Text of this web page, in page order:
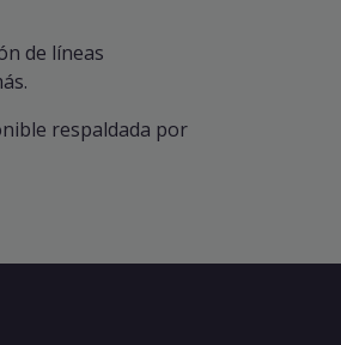
de líneas
respaldada por